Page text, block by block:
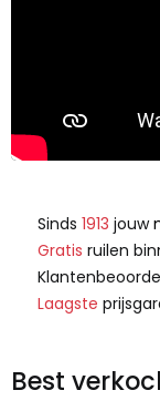
Sinds 1913 jouw
Gratis ruilen
Laagste
Best